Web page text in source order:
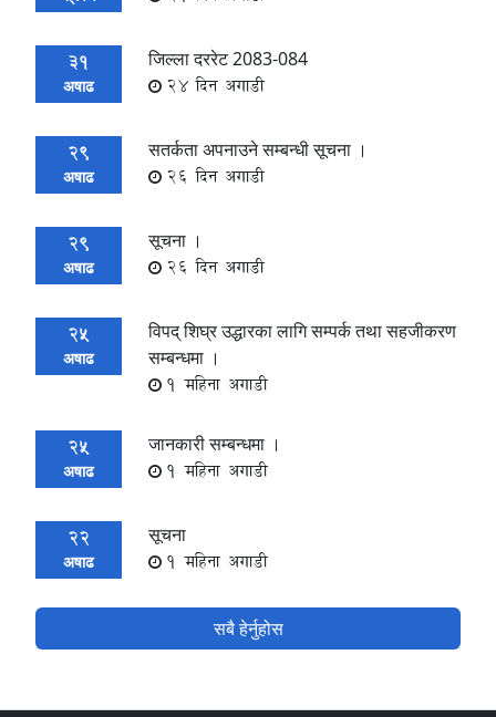
31
अषाढ
जिल्ला दररेट 2083-084
24 दिन अगाडी
29
अषाढ
सतर्कता अपनाउने सम्बन्धी सूचना ।
26 दिन अगाडी
29
अषाढ
सूचना ।
26 दिन अगाडी
25
अषाढ
विपद् शिघ्र उद्धारका लागि सम्पर्क तथा सहजीकरण
सम्बन्धमा ।
1 महिना अगाडी
25
अषाढ
जानकारी सम्बन्धमा ।
1 महिना अगाडी
22
अषाढ
सूचना
1 महिना अगाडी
सबै हेर्नुहोस